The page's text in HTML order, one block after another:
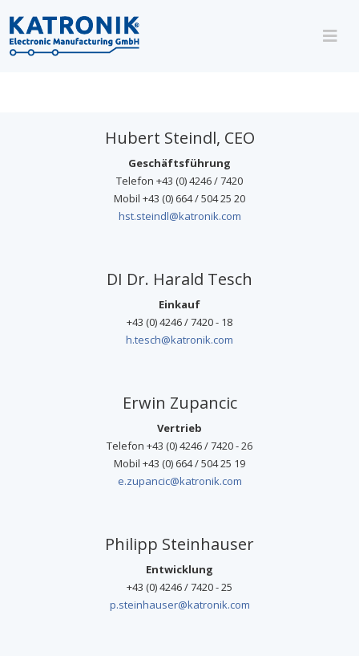
Katronik Team
Hubert Steindl, CEO
Geschäftsführung
Telefon +43 (0) 4246 / 7420
Mobil +43 (0) 664 / 504 25 20
hst.steindl@katronik.com
DI Dr. Harald Tesch
Einkauf
+43 (0) 4246 / 7420 - 18
h.tesch@katronik.com
Erwin Zupancic
Vertrieb
Telefon +43 (0) 4246 / 7420 - 26
Mobil +43 (0) 664 / 504 25 19
e.zupancic@katronik.com
Philipp Steinhauser
Entwicklung
+43 (0) 4246 / 7420 - 25
p.steinhauser@katronik.com